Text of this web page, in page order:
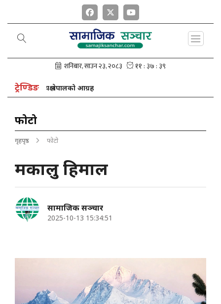
ट्रेण्डिङ
अध्यक्ष नेपालको आग्रह
फोटो
गृहपृष्ठ फोटो
मकालु हिमाल
सामाजिक सञ्चार
2025-10-13 15:34:51